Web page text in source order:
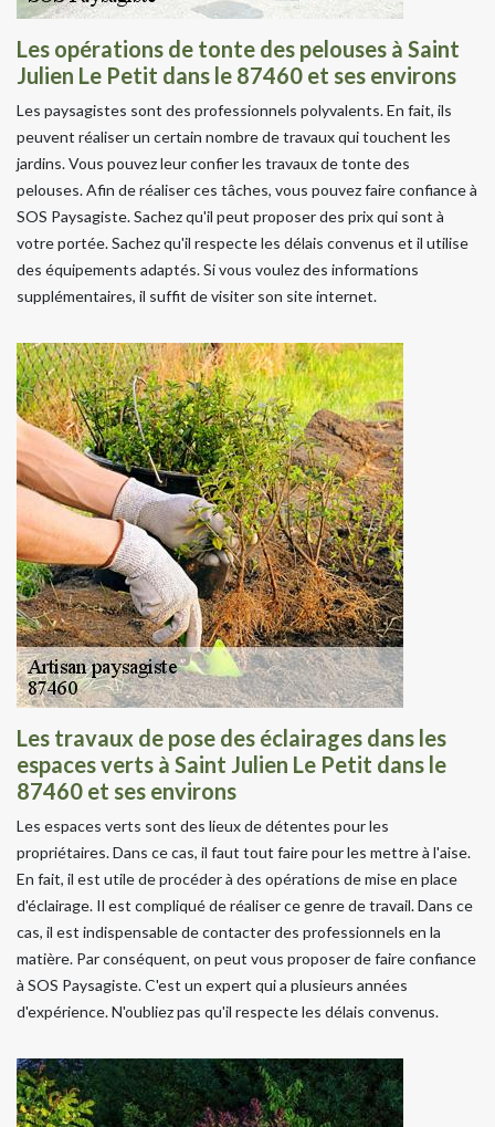
Les opérations de tonte des pelouses à Saint
Julien Le Petit dans le 87460 et ses environs
Les paysagistes sont des professionnels polyvalents. En fait, ils
peuvent réaliser un certain nombre de travaux qui touchent les
jardins. Vous pouvez leur confier les travaux de tonte des
pelouses. Afin de réaliser ces tâches, vous pouvez faire confiance à
SOS Paysagiste. Sachez qu'il peut proposer des prix qui sont à
votre portée. Sachez qu'il respecte les délais convenus et il utilise
des équipements adaptés. Si vous voulez des informations
supplémentaires, il suffit de visiter son site internet.
Les travaux de pose des éclairages dans les
espaces verts à Saint Julien Le Petit dans le
87460 et ses environs
Les espaces verts sont des lieux de détentes pour les
propriétaires. Dans ce cas, il faut tout faire pour les mettre à l'aise.
En fait, il est utile de procéder à des opérations de mise en place
d'éclairage. Il est compliqué de réaliser ce genre de travail. Dans ce
cas, il est indispensable de contacter des professionnels en la
matière. Par conséquent, on peut vous proposer de faire confiance
à SOS Paysagiste. C'est un expert qui a plusieurs années
d'expérience. N'oubliez pas qu'il respecte les délais convenus.